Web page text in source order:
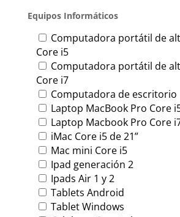
Equipos Informáticos
Computadora portátil de
Core i5
Computadora portátil de
Core i7
Computadora de escritorio
Laptop MacBook Pro Core
Laptop Macbook Pro Core
iMac Core i5 de 21”
Mac mini Core i5
Ipad generación 2
Ipads Air 1 y 2
Tablets Android
Tablet Windows